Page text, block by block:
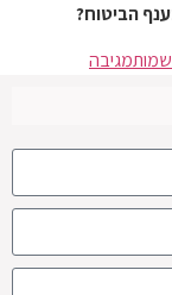
הביטוח?
מגיבה